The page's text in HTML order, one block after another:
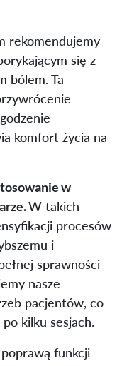
rekomendujemy
się z
bólem. Ta
komfort życia na
w
W takich
procesów
i
sprawności
nasze
pacjentów, co
kilku sesjach.
funkcji